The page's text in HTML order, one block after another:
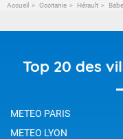
Accueil Occitanie Hérault
Top 20 des
METEO PARIS
METEO LYON